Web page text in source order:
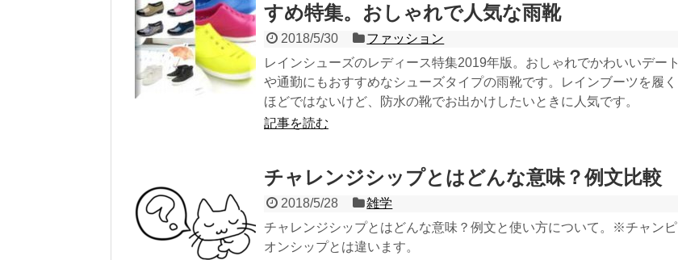
すめ特集。おしゃれで人気な雨靴
2018/5/30
ファッション
レインシューズのレディース特集2019年版。おしゃれでかわいいデート
や通勤にもおすすめなシューズタイプの雨靴です。レインブーツを履く
ほどではないけど、防水の靴でお出かけしたいときに人気です。
記事を読む
チャレンジシップとはどんな意味？例文比較
2018/5/28
雑学
チャレンジシップとはどんな意味？例文と使い方について。※チャンピ
オンシップとは違います。